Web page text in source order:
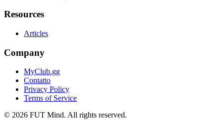
Resources
Articles
Company
MyClub.gg
Contatto
Privacy Policy
Terms of Service
© 2026 FUT Mind. All rights reserved.